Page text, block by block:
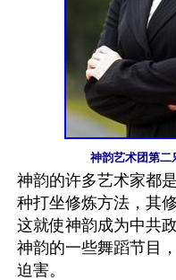
神韵艺术团第二
神韵的许多艺术家都
种打坐修炼方法，其
这就使神韵成为中共
神韵的一些舞蹈节目
迫害。